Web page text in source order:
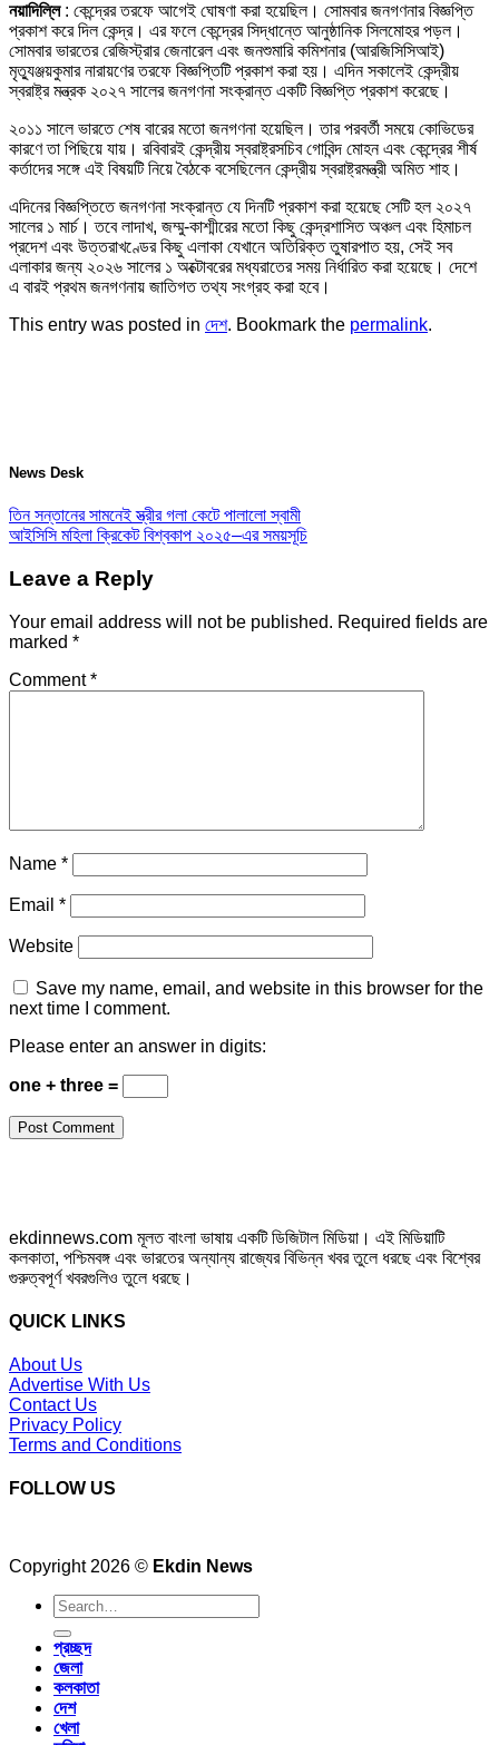
নয়াদিল্লি : কেন্দ্রের তরফে আগেই ঘোষণা করা হয়েছিল। সোমবার জনগণনার বিজ্ঞপ্তি
প্রকাশ করে দিল কেন্দ্র। এর ফলে কেন্দ্রের সিদ্ধান্তে আনুষ্ঠানিক সিলমোহর পড়ল।
সোমবার ভারতের রেজিস্ট্রার জেনারেল এবং জনশুমারি কমিশনার (আরজিসিসিআই)
মৃত্যুঞ্জয়কুমার নারায়ণের তরফে বিজ্ঞপ্তিটি প্রকাশ করা হয়। এদিন সকালেই কেন্দ্রীয়
স্বরাষ্ট্র মন্ত্রক ২০২৭ সালের জনগণনা সংক্রান্ত একটি বিজ্ঞপ্তি প্রকাশ করেছে।
২০১১ সালে ভারতে শেষ বারের মতো জনগণনা হয়েছিল। তার পরবর্তী সময়ে কোভিডের
কারণে তা পিছিয়ে যায়। রবিবারই কেন্দ্রীয় স্বরাষ্ট্রসচিব গোবিন্দ মোহন এবং কেন্দ্রের শীর্ষ
কর্তাদের সঙ্গে এই বিষয়টি নিয়ে বৈঠকে বসেছিলেন কেন্দ্রীয় স্বরাষ্ট্রমন্ত্রী অমিত শাহ।
এদিনের বিজ্ঞপ্তিতে জনগণনা সংক্রান্ত যে দিনটি প্রকাশ করা হয়েছে সেটি হল ২০২৭
সালের ১ মার্চ। তবে লাদাখ, জম্মু-কাশ্মীরের মতো কিছু কেন্দ্রশাসিত অঞ্চল এবং হিমাচল
প্রদেশ এবং উত্তরাখণ্ডের কিছু এলাকা যেখানে অতিরিক্ত তুষারপাত হয়, সেই সব
এলাকার জন্য ২০২৬ সালের ১ অক্টোবরের মধ্যরাতের সময় নির্ধারিত করা হয়েছে। দেশে
এ বারই প্রথম জনগণনায় জাতিগত তথ্য সংগ্রহ করা হবে।
This entry was posted in দেশ. Bookmark the permalink.
News Desk
তিন সন্তানের সামনেই স্ত্রীর গলা কেটে পালালো স্বামী
আইসিসি মহিলা ক্রিকেট বিশ্বকাপ ২০২৫–এর সময়সূচি
Leave a Reply
Your email address will not be published. Required fields are
marked *
Comment*
Name *
Email *
Website
Save my name, email, and website in this browser for the
next time I comment.
Please enter an answer in digits:
one + three =
ekdinnews.com মূলত বাংলা ভাষায় একটি ডিজিটাল মিডিয়া। এই মিডিয়াটি
কলকাতা, পশ্চিমবঙ্গ এবং ভারতের অন্যান্য রাজ্যের বিভিন্ন খবর তুলে ধরছে এবং বিশ্বের
গুরুত্বপূর্ণ খবরগুলিও তুলে ধরছে।
QUICK LINKS
About Us
Advertise With Us
Contact Us
Privacy Policy
Terms and Conditions
FOLLOW US
Copyright 2026 © Ekdin News
প্রচ্ছদ
জেলা
কলকাতা
দেশ
খেলা